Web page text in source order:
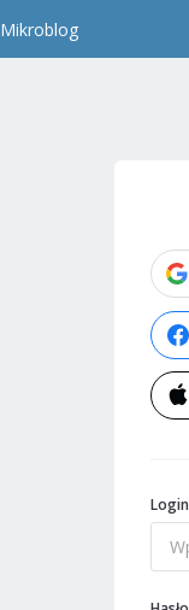
Mikroblog
Login